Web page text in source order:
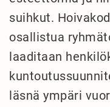
suihkut.
osallistua
laaditaan
läsnä ympäri